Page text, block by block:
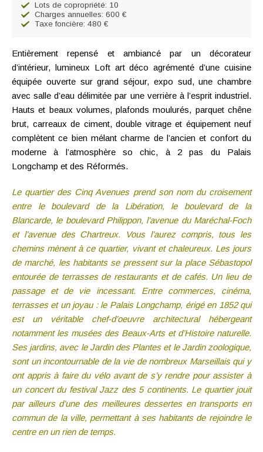
Lots de copropriété: 10
Charges annuelles: 600 €
Taxe foncière: 480 €
Entièrement repensé et ambiancé par un décorateur
d’intérieur, lumineux Loft art déco agrémenté d’une cuisine
équipée ouverte sur grand séjour, expo sud, une chambre
avec salle d’eau délimitée par une verrière à l’esprit industriel.
Hauts et beaux volumes, plafonds moulurés, parquet chêne
brut, carreaux de ciment, double vitrage et équipement neuf
complètent ce bien mélant charme de l’ancien et confort du
moderne à l’atmosphère so chic, à 2 pas du Palais
Longchamp et des Réformés.
Le quartier des Cinq Avenues prend son nom du croisement
entre le boulevard de la Libération, le boulevard de la
Blancarde, le boulevard Philippon, l’avenue du Maréchal-Foch
et l’avenue des Chartreux. Vous l’aurez compris, tous les
chemins mènent à ce quartier, vivant et chaleureux. Les jours
de marché, les habitants se pressent sur la place Sébastopol
entourée de terrasses de restaurants et de cafés. Un lieu de
passage et de vie incessant. Entre commerces, cinéma,
terrasses et un joyau : le Palais Longchamp, érigé en 1852 qui
est un véritable chef-d’oeuvre architectural hébergeant
notamment les musées des Beaux-Arts et d’Histoire naturelle.
Ses jardins, avec le Jardin des Plantes et le Jardin zoologique,
sont un incontournable de la vie de nombreux Marseillais qui y
ont appris à faire du vélo avant de s’y rendre pour assister à
un concert du festival Jazz des 5 continents. Le quartier jouit
par ailleurs d’une des meilleures dessertes en transports en
commun de la ville, permettant à ses habitants de rejoindre le
centre en un rien de temps.